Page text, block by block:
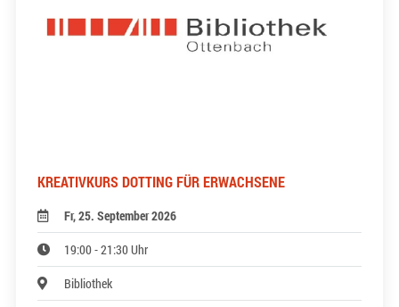
KREATIVKURS DOTTING FÜR ERWACHSENE
Fr, 25. September 2026
19:00 - 21:30 Uhr
Bibliothek